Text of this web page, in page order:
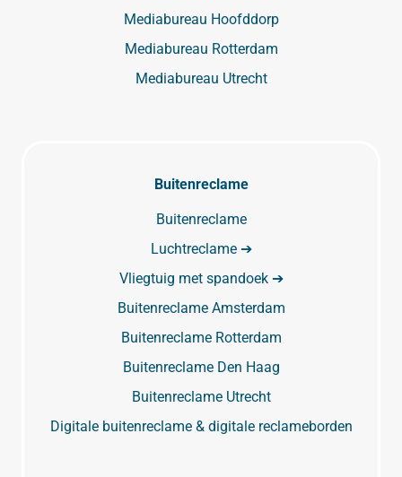
Mediabureau Hoofddorp
Mediabureau Rotterdam
Mediabureau Utrecht
Buitenreclame
Buitenreclame
Luchtreclame ➔
Vliegtuig met spandoek ➔
Buitenreclame Amsterdam
Buitenreclame Rotterdam
Buitenreclame Den Haag
Buitenreclame Utrecht
Digitale buitenreclame & digitale reclameborden